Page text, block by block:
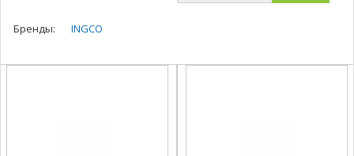
Бренды: INGCO